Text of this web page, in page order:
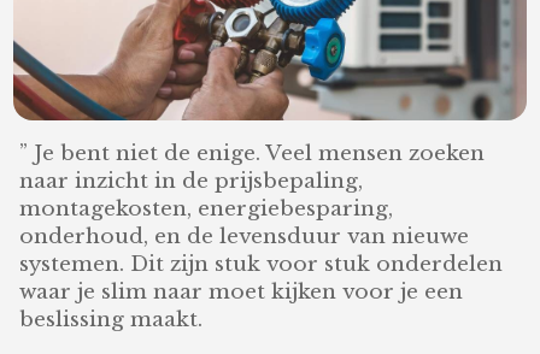
” Je bent niet de enige. Veel mensen zoeken
naar inzicht in de prijsbepaling,
montagekosten, energiebesparing,
onderhoud, en de levensduur van nieuwe
systemen. Dit zijn stuk voor stuk onderdelen
waar je slim naar moet kijken voor je een
beslissing maakt.